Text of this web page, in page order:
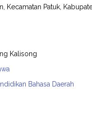
Kecamatan Patuk,
Kalisong
Bahasa Daerah